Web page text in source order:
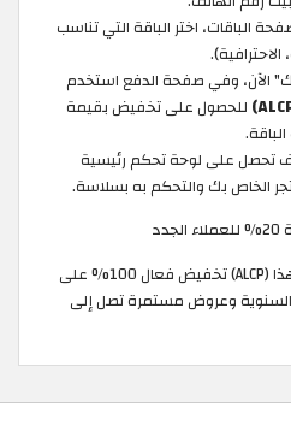
الباقات، اختر الباقة التي تناسب
الاحترافية).
الآن، وفي صفحة الدفع استخدم
للحصول على تخفيض بقيمة
تحصل على لوحة تحكم رئيسية
الخاص بك والتحكم به بسلاسة.
يتيح لك كوبون خصم Zid store هذا (ALCP) تخفيض فعال 100% على
وعروض مستمرة تصل إلى